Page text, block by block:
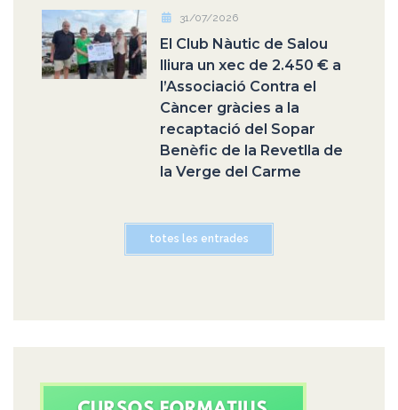
31/07/2026
El Club Nàutic de Salou
lliura un xec de 2.450 € a
l’Associació Contra el
Càncer gràcies a la
recaptació del Sopar
Benèfic de la Revetlla de
la Verge del Carme
totes les entrades